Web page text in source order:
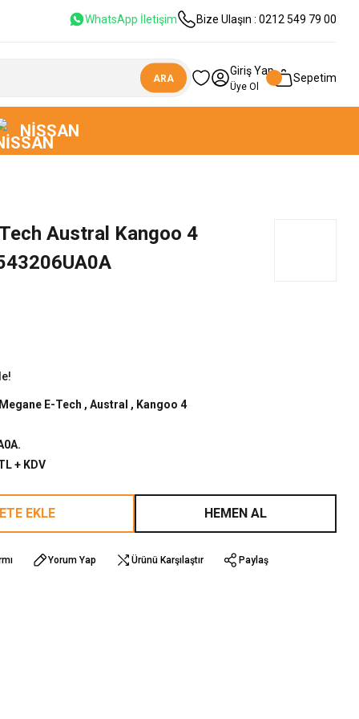
WhatsApp İletişim Bize Ulaşın : 0212 549 79 00
ARA
Giriş Yap
Üye Ol
Sepetim
NISSAN
Austral Kangoo 4
Megane E-Tech , Austral , Kangoo 4
+ KDV
EKLE HEMEN AL
Yorum Yap Ürünü Karşılaştır Paylaş